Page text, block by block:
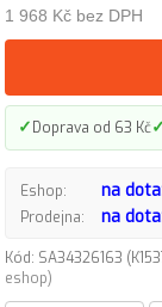
1 968 Kč bez DPH
✓Doprava od 63 Kč✓
Eshop: na
Prodejna: na
Kód: SA34326163
eshop)